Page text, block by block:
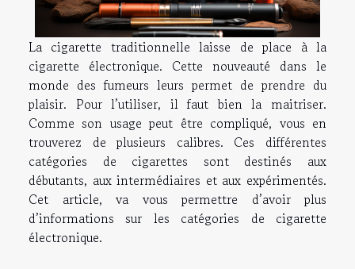
La cigarette traditionnelle laisse de place à la
cigarette électronique. Cette nouveauté dans le
monde des fumeurs leurs permet de prendre du
plaisir. Pour l’utiliser, il faut bien la maitriser.
Comme son usage peut être compliqué, vous en
trouverez de plusieurs calibres. Ces différentes
catégories de cigarettes sont destinés aux
débutants, aux intermédiaires et aux expérimentés.
Cet article, va vous permettre d’avoir plus
d’informations sur les catégories de cigarette
électronique.